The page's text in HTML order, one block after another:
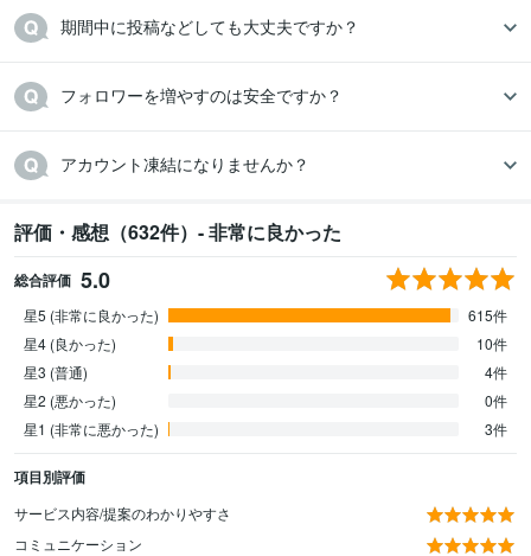
期間中に投稿などしても大丈夫ですか？
フォロワーを増やすのは安全ですか？
アカウント凍結になりませんか？
評価・感想（632件）- 非常に良かった
総合評価 5.0
星5 (非常に良かった)
615件
星4 (良かった)
10件
星3 (普通)
4件
星2 (悪かった)
0件
星1 (非常に悪かった)
3件
項目別評価
サービス内容/提案のわかりやすさ
コミュニケーション